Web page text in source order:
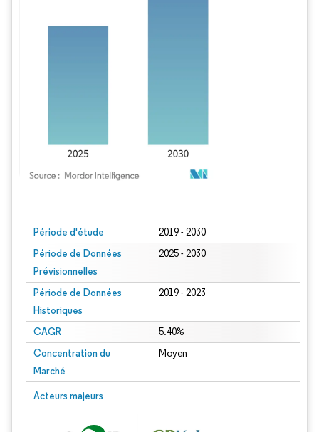
Période d'étude 2019 - 2030
Période de Données
Prévisionnelles
2025 - 2030
Période de Données
Historiques
2019 - 2023
CAGR 5.40%
Concentration du
Marché
Moyen
Acteurs majeurs